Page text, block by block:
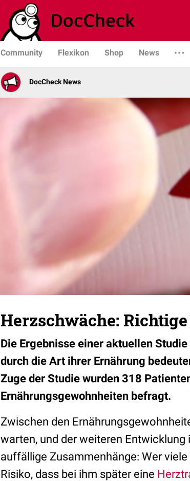
Community Flexikon Shop News
DocCheck News
Herzschwäche:
Die Ergebnisse einer aktuellen
durch die Art ihrer Ernährung
Zuge der Studie wurden 318
Ernährungsgewohnheiten befragt.
Zwischen den
warten, und der weiteren
auffällige Zusammenhänge: Wer
Risiko, dass bei ihm später eine